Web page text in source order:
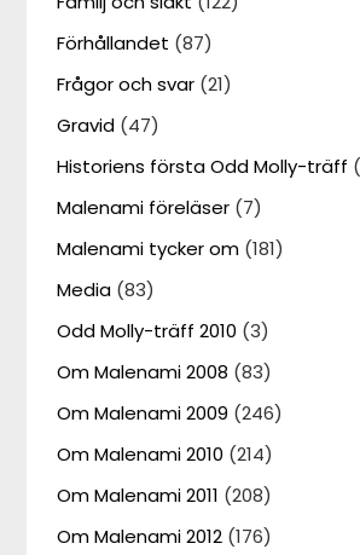
Förhållandet (87)
Frågor och svar (21)
Gravid (47)
Historiens första Odd Molly-träff
Malenami föreläser (7)
Malenami tycker om (181)
Media (83)
Odd Molly-träff 2010 (3)
Om Malenami 2008 (83)
Om Malenami 2009 (246)
Om Malenami 2010 (214)
Om Malenami 2011 (208)
Om Malenami 2012 (176)